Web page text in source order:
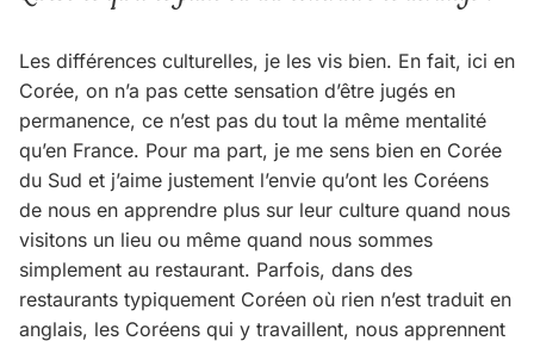
Les différences culturelles, je les vis bien. En fait, ici en
Corée, on n’a pas cette sensation d’être jugés en
permanence, ce n’est pas du tout la même mentalité
qu’en France. Pour ma part, je me sens bien en Corée
du Sud et j’aime justement l’envie qu’ont les Coréens
de nous en apprendre plus sur leur culture quand nous
visitons un lieu ou même quand nous sommes
simplement au restaurant. Parfois, dans des
restaurants typiquement Coréen où rien n’est traduit en
anglais, les Coréens qui y travaillent, nous apprennent